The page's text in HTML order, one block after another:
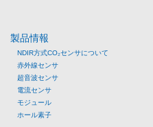
製品情報
NDIR方式CO₂センサについて
赤外線センサ
超音波センサ
電流センサ
モジュール
ホール素子